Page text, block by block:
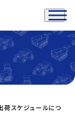
荷スケジュールにつ